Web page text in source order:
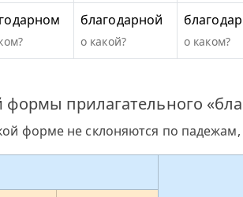
благодарной
о какой? о каком?
формы прилагательного
форме не склоняются по